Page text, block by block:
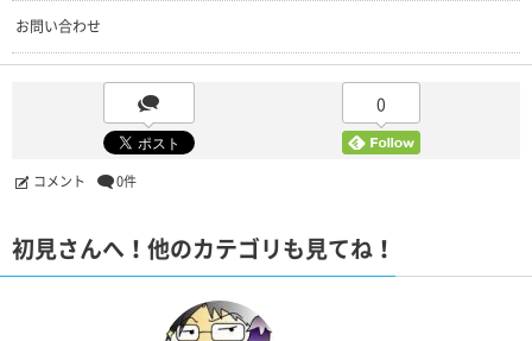
お問い合わせ
0
コメント 0件
初見さんへ！他のカテゴリも見てね！